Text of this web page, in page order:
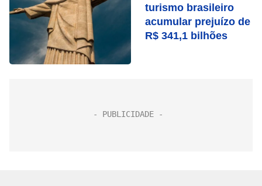
turismo brasileiro
acumular prejuízo de
R$ 341,1 bilhões